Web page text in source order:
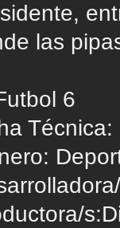
las
6
Técnica: